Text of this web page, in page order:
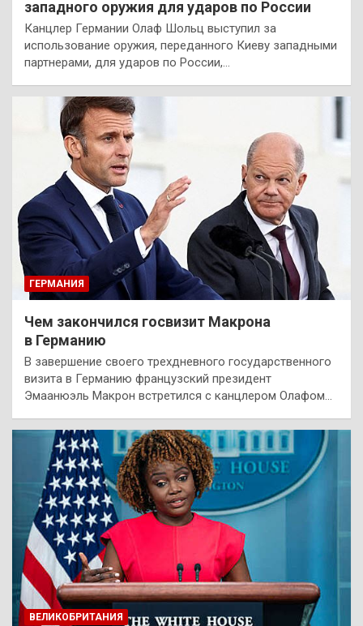
западного оружия для ударов по России
Канцлер Германии Олаф Шольц выступил за
использование оружия, переданного Киеву западными
партнерами, для ударов по России,…
ГЕРМАНИЯ
Чем закончился госвизит Макрона
в Германию
В завершение своего трехдневного государственного
визита в Германию французский президент
Эмаанюэль Макрон встретился с канцлером Олафом…
ВЕЛИКОБРИТАНИЯ